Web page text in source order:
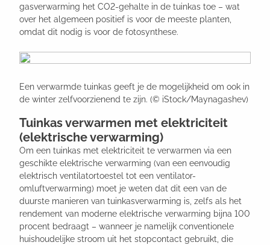
gasverwarming het CO2-gehalte in de tuinkas toe – wat
over het algemeen positief is voor de meeste planten,
omdat dit nodig is voor de fotosynthese.
Een verwarmde tuinkas geeft je de mogelijkheid om ook in
de winter zelfvoorzienend te zijn. (© iStock/Maynagashev)
Tuinkas verwarmen met elektriciteit
(elektrische verwarming)
Om een tuinkas met elektriciteit te verwarmen via een
geschikte elektrische verwarming (van een eenvoudig
elektrisch ventilatortoestel tot een ventilator-
omluftverwarming) moet je weten dat dit een van de
duurste manieren van tuinkasverwarming is, zelfs als het
rendement van moderne elektrische verwarming bijna 100
procent bedraagt – wanneer je namelijk conventionele
huishoudelijke stroom uit het stopcontact gebruikt, die